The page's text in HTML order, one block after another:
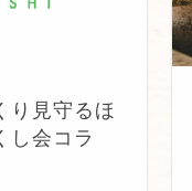
り見守るほ
し会コラ